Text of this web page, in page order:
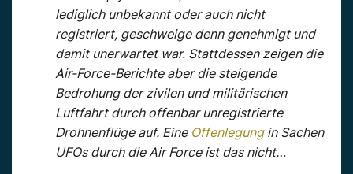
lediglich unbekannt oder auch nicht
registriert, geschweige denn genehmigt und
damit unerwartet war. Stattdessen zeigen die
Air-Force-Berichte aber die steigende
Bedrohung der zivilen und militärischen
Luftfahrt durch offenbar unregistrierte
Drohnenflüge auf. Eine Offenlegungin Sachen
UFOs durch die Air Force ist das nicht…